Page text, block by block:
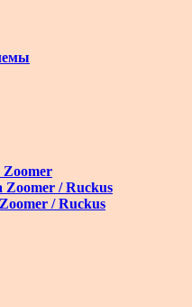
Zoomer
Zoomer / Ruckus
/ Ruckus